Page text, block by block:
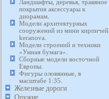
Ландшафты, деревья, травяное
покрытия аксессуары к
диорамам.
Модели архитектурных
сооружений из мини кирпичей
keranova.
Модели строений и техники
«Умная бумага».
Сборные модели восточной
Европы.
Фигуры оловянные, в
масштабе 1:35.
Железные дороги
Оружие